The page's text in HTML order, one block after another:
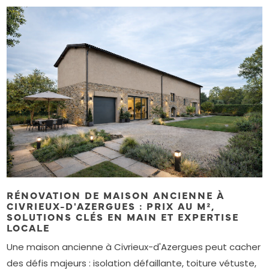
RÉNOVATION DE MAISON ANCIENNE À
CIVRIEUX-D'AZERGUES : PRIX AU M²,
SOLUTIONS CLÉS EN MAIN ET EXPERTISE
LOCALE
Une maison ancienne à Civrieux-d'Azergues peut cacher
des défis majeurs : isolation défaillante, toiture vétuste,